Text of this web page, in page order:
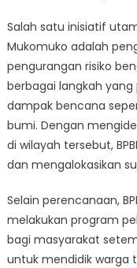
Salah satu inisiatif
Mukomuko adalah
pengurangan risiko
berbagai langkah
dampak bencana
bumi. Dengan
di wilayah tersebut,
dan mengalokasikan
Selain perencanaan,
melakukan program
bagi masyarakat
untuk mendidik warga